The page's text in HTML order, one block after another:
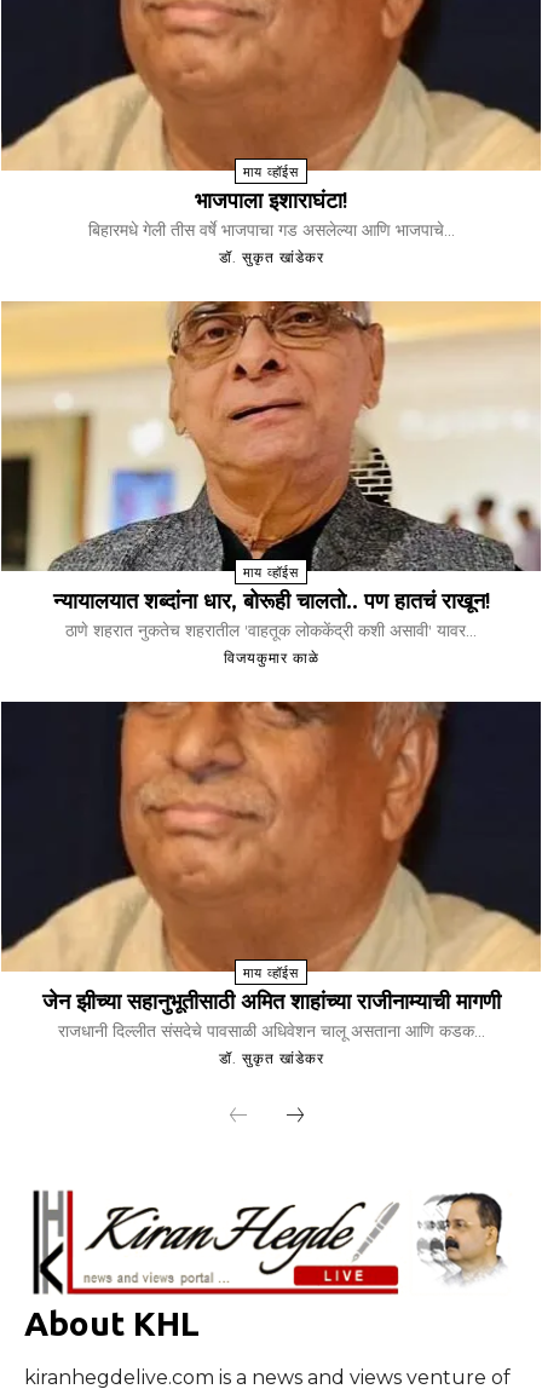
माय व्हॉईस
भाजपाला इशाराघंटा!
बिहारमधे गेली तीस वर्षे भाजपाचा गड असलेल्या आणि भाजपाचे...
डॉ. सुकृत खांडेकर
माय व्हॉईस
न्यायालयात शब्दांना धार, बोरूही चालतो.. पण हातचं राखून!
ठाणे शहरात नुकतेच शहरातील 'वाहतूक लोककेंद्री कशी असावी' यावर...
विजयकुमार काळे
माय व्हॉईस
जेन झीच्या सहानुभूतीसाठी अमित शाहांच्या राजीनाम्याची मागणी
राजधानी दिल्लीत संसदेचे पावसाळी अधिवेशन चालू असताना आणि कडक...
डॉ. सुकृत खांडेकर
About KHL
kiranhegdelive.com is a news and views venture of